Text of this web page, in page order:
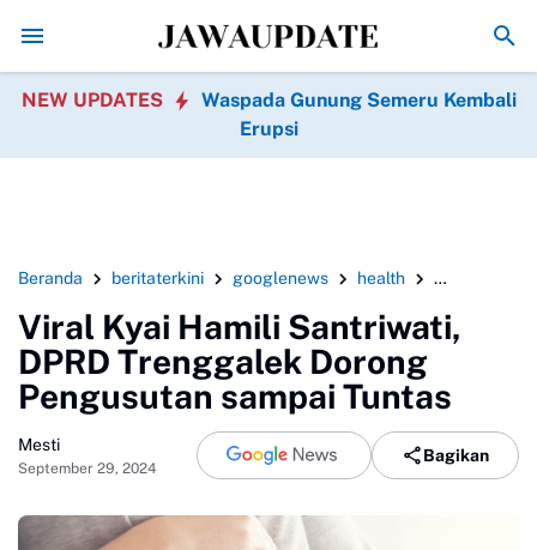
Kebakaran Gedung Bapenda DKI Jakarta di
NEW UPDATES
Waspada Gunung Semeru Kembali
Erupsi
Beranda beritaterkini googlenews health hukum
Viral Kyai Hamili Santriwati,
DPRD Trenggalek Dorong
Pengusutan sampai Tuntas
Mesti
September 29, 2024
Bagikan